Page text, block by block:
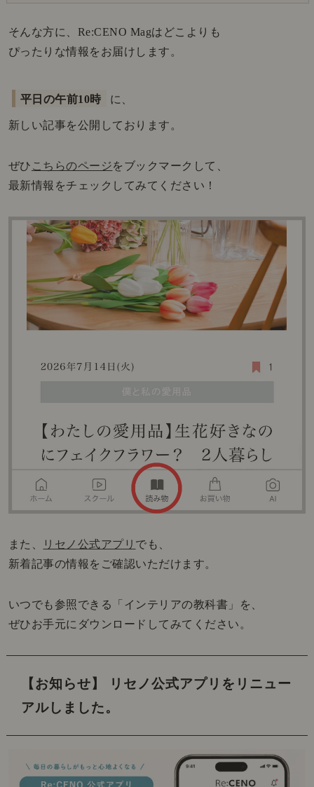
そんな方に、Re:CENO Magはどこよりも
ぴったりな情報をお届けします。
平日の午前10時 に、
新しい記事を公開しております。
ぜひ こちらのページをブックマークして、
最新情報をチェックしてみてください！
また、 リセノ公式アプリ でも、
新着記事の情報をご確認いただけます。
いつでも参照できる「インテリアの教科書」を、
ぜひお手元にダウンロードしてみてください。
【お知らせ】 リセノ公式アプリをリニュー
アルしました。